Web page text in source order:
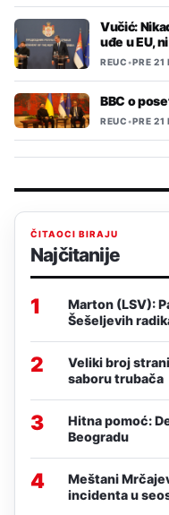
Vučić:
uđe u EU,
REUC•PRE 21
BBC o
REUC•PRE 21
ČITAOCI BIRAJU
Najčitanije
1
Marton (LSV):
Šešeljevih
2
Veliki broj
saboru trubača
3
Hitna pomoć:
Beogradu
4
Meštani
incidenta u